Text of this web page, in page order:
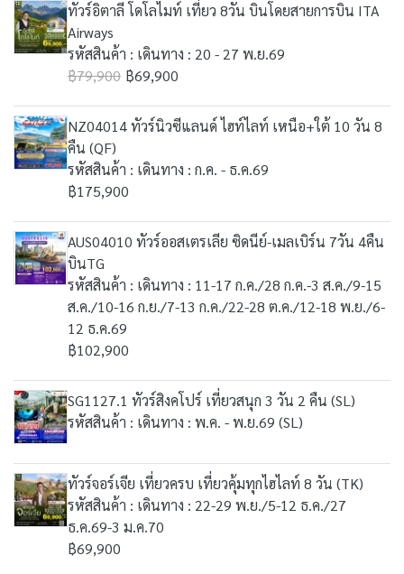
ทัวร์อิตาลี โดโลไมท์ เที่ยว 8วัน บินโดยสายการบิน ITA
Airways
รหัสสินค้า : เดินทาง : 20 - 27 พ.ย.69
฿79,900 ฿69,900
NZ04014 ทัวร์นิวซีแลนด์ ไฮท์ไลท์ เหนือ+ใต้ 10 วัน 8
คืน (QF)
รหัสสินค้า : เดินทาง : ก.ค. - ธ.ค.69
฿175,900
AUS04010 ทัวร์ออสเตรเลีย ซิดนีย์-เมลเบิร์น 7วัน 4คืน
บินTG
รหัสสินค้า : เดินทาง : 11-17 ก.ค./28 ก.ค.-3 ส.ค./9-15
ส.ค./10-16 ก.ย./7-13 ก.ค./22-28 ต.ค./12-18 พ.ย./6-
12 ธ.ค.69
฿102,900
SG1127.1 ทัวร์สิงคโปร์ เที่ยวสนุก 3 วัน 2 คืน (SL)
รหัสสินค้า : เดินทาง : พ.ค. - พ.ย.69 (SL)
ทัวร์จอร์เจีย เที่ยวครบ เที่ยวคุ้มทุกไฮไลท์ 8 วัน (TK)
รหัสสินค้า : เดินทาง : 22-29 พ.ย./5-12 ธ.ค./27
ธ.ค.69-3 ม.ค.70
฿69,900